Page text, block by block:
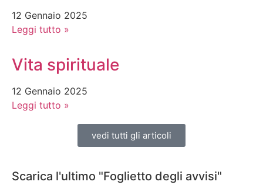
12 Gennaio 2025
Leggi tutto »
Vita spirituale
12 Gennaio 2025
Leggi tutto »
vedi tutti gli articoli
Scarica l'ultimo "Foglietto degli avvisi"